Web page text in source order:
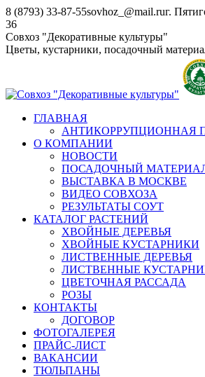
Перейти
к
содержанию
8 (8793) 33-87-55sovhoz_@mail.ruг.
36
Совхоз "Декоративные культуры"
Цветы, кустарники, посадочный
ГЛАВНАЯ
АНТИКОРРУПЦИОННАЯ
О КОМПАНИИ
НОВОСТИ
ПОСАДОЧНЫЙ
ВЫСТАВКА В МОСКВЕ
ВИДЕО СОВХОЗА
РЕЗУЛЬТАТЫ СОУТ
КАТАЛОГ РАСТЕНИЙ
ХВОЙНЫЕ ДЕРЕВЬЯ
ХВОЙНЫЕ КУСТАРНИКИ
ЛИСТВЕННЫЕ ДЕРЕВЬЯ
ЛИСТВЕННЫЕ
ЦВЕТОЧНАЯ РАССАДА
РОЗЫ
КОНТАКТЫ
ДОГОВОР
ФОТОГАЛЕРЕЯ
ПРАЙС-ЛИСТ
ВАКАНСИИ
ТЮЛЬПАНЫ